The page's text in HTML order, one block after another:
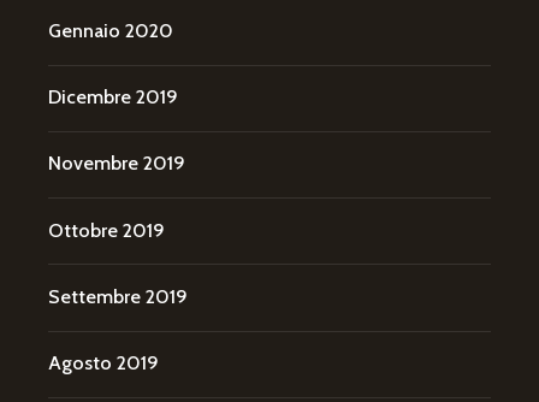
Gennaio 2020
Dicembre 2019
Novembre 2019
Ottobre 2019
Settembre 2019
Agosto 2019